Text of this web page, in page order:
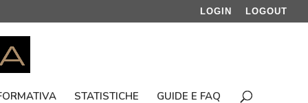
LOGIN LOGOUT
STATISTICHE GUIDE E FAQ